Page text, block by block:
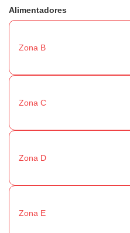
Alimentadores
Zona B
Zona C
Zona D
Zona E